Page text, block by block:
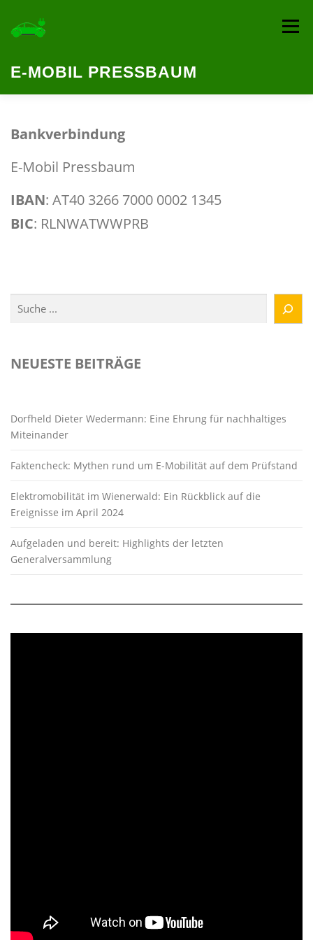
springen
E-MOBIL PRESSBAUM
Menü
LEGAL DOKUMENTE
MITARBEITERINNEN LOGIN
Bankverbindung
E-Mobil Pressbaum
IBAN: AT40 3266 7000 0002 1345
BIC: RLNWATWWPRB
NEUESTE BEITRÄGE
Dorfheld Dieter Wedermann: Eine Ehrung für nachhaltiges
Miteinander
Faktencheck: Mythen rund um E-Mobilität auf dem Prüfstand
Elektromobilität im Wienerwald: Ein Rückblick auf die
Ereignisse im April 2024
Aufgeladen und bereit: Highlights der letzten
Generalversammlung